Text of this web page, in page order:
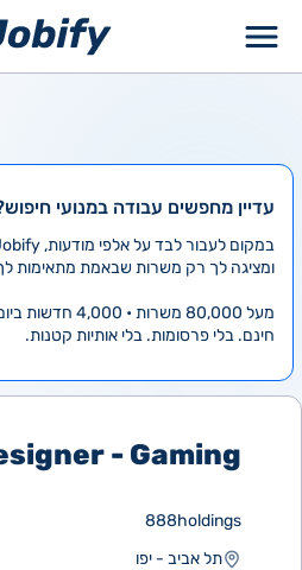
עדיין מחפשים עבודה במנועי
ומציגה לך רק משרות שבאמת מתאימות
מעל 80,000 משרות • 4,000 חדשות ביום
חינם. בלי פרסומות. בלי אותיות קטנות.
- Gaming
888holdings
תל אביב - יפו